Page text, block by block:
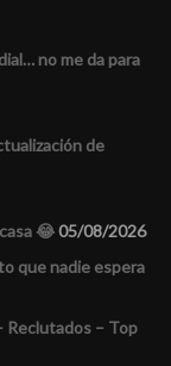
no me da para
de
😂05/08/2026
que nadie espera
Reclutados – Top